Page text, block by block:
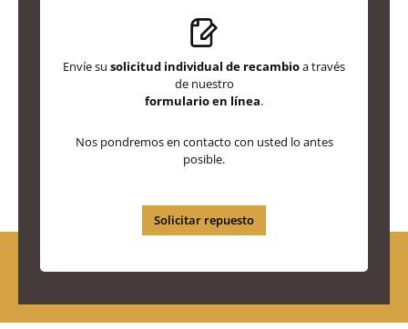
Envíe su solicitud individual de recambioa través
de nuestro
formulario en línea.
Nos pondremos en contacto con usted lo antes
posible.
Solicitar repuesto